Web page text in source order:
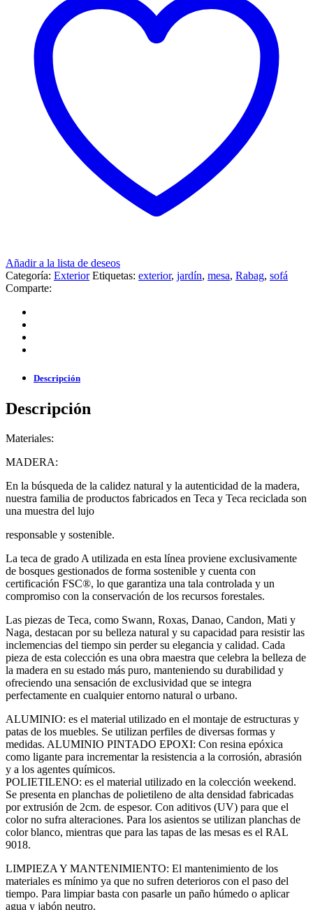
Añadir a la lista de deseos
Categoría: Exterior Etiquetas: exterior, jardín, mesa, Rabag, sofá
Comparte:
Descripción
Descripción
Materiales:
MADERA:
En la búsqueda de la calidez natural y la autenticidad de la madera,
nuestra familia de productos fabricados en Teca y Teca reciclada son
una muestra del lujo
responsable y sostenible.
La teca de grado A utilizada en esta línea proviene exclusivamente
de bosques gestionados de forma sostenible y cuenta con
certificación FSC®, lo que garantiza una tala controlada y un
compromiso con la conservación de los recursos forestales.
Las piezas de Teca, como Swann, Roxas, Danao, Candon, Mati y
Naga, destacan por su belleza natural y su capacidad para resistir las
inclemencias del tiempo sin perder su elegancia y calidad. Cada
pieza de esta colección es una obra maestra que celebra la belleza de
la madera en su estado más puro, manteniendo su durabilidad y
ofreciendo una sensación de exclusividad que se integra
perfectamente en cualquier entorno natural o urbano.
ALUMINIO: es el material utilizado en el montaje de estructuras y
patas de los muebles. Se utilizan perfiles de diversas formas y
medidas. ALUMINIO PINTADO EPOXI: Con resina epóxica
como ligante para incrementar la resistencia a la corrosión, abrasión
y a los agentes químicos.
POLIETILENO: es el material utilizado en la colección weekend.
Se presenta en planchas de polietileno de alta densidad fabricadas
por extrusión de 2cm. de espesor. Con aditivos (UV) para que el
color no sufra alteraciones. Para los asientos se utilizan planchas de
color blanco, mientras que para las tapas de las mesas es el RAL
9018.
LIMPIEZA Y MANTENIMIENTO: El mantenimiento de los
materiales es mínimo ya que no sufren deterioros con el paso del
tiempo. Para limpiar basta con pasarle un paño húmedo o aplicar
agua y jabón neutro.